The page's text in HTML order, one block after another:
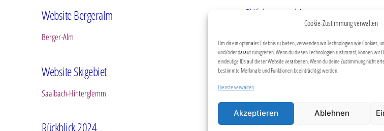
Cookie-Zustimmung verwalten
Um dir ein optimales Erlebnis zu bieten, verwenden wir Technologien wie Cookies,
und/oder darauf zuzugreifen. Wenn du diesen Technologien zustimmst, können wir
eindeutige IDs auf dieser Website verarbeiten. Wenn du deine Zustimmung nicht
bestimmte Merkmale und Funktionen beeinträchtigt werden.
Dienste verwalten
Akzeptieren Ablehnen
Website Bergeralm
Berger-Alm
Website Skigebiet
Saalbach-Hinterglemm
Rückblick 2024
Skifahren und Apres
vom Gipfel fuhren wir dann direkt zu unserer
Bergeralm zum Mittagsessen.
Die, aus Nah und Fern, bunt zusammengewürfelte
traf sich dann pünktlich zur „Happy Hour“ am
Gemeinsam mit einigen Freuden aus
herrlichen Sonnenuntergang auf der Terrasse
Unterkunft, die urige Bergeralm auf 1550m Höhe